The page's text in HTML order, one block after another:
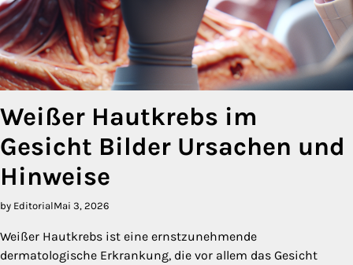
Weißer Hautkrebs im
Gesicht Bilder Ursachen und
Hinweise
by EditorialMai 3, 2026
Weißer Hautkrebs ist eine ernstzunehmende
dermatologische Erkrankung, die vor allem das Gesicht